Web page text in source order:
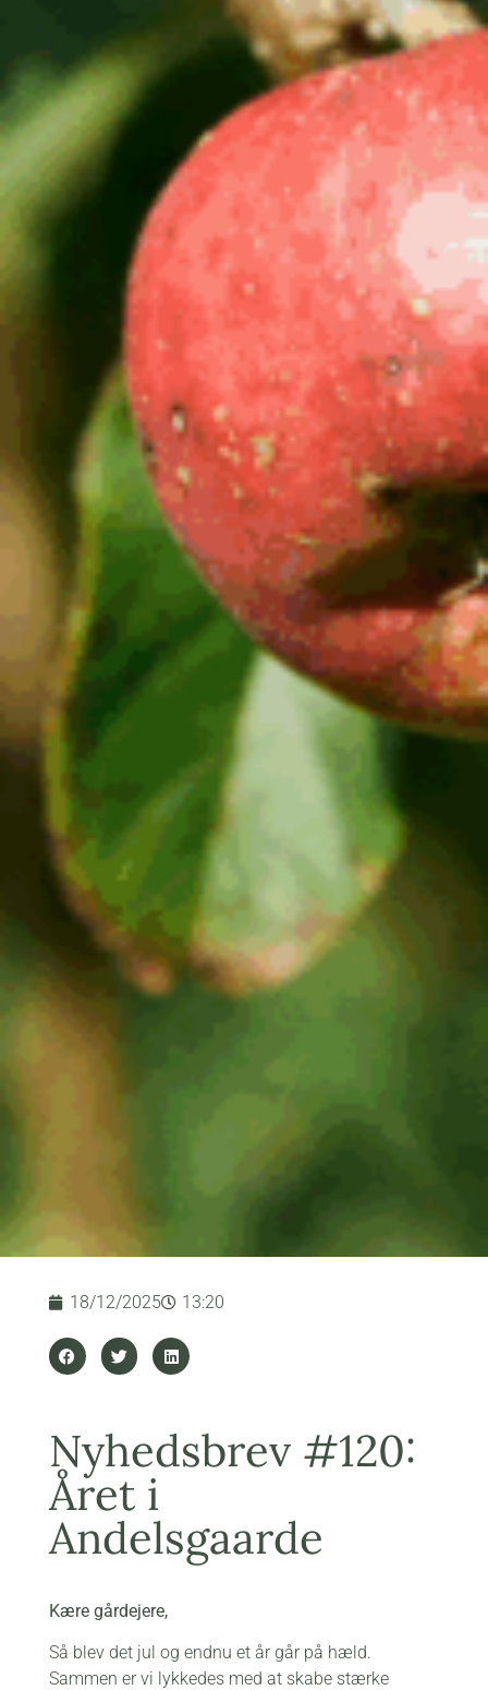
18/12/2025 13:20
Nyhedsbrev #120:
Året i
Andelsgaarde
Kære gårdejere,
Så blev det jul og endnu et år går på hæld.
Sammen er vi lykkedes med at skabe stærke